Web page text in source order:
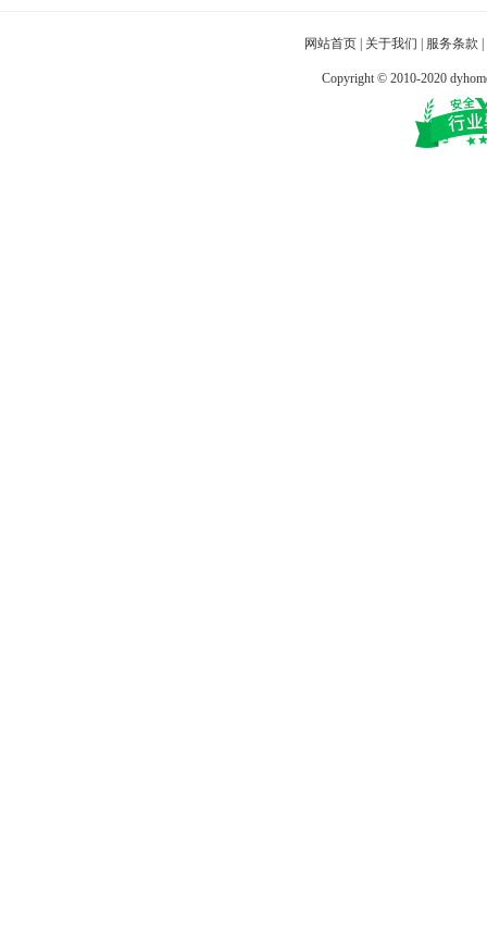
网站首页 关于我们 服务条款
Copyright © 2010-2020